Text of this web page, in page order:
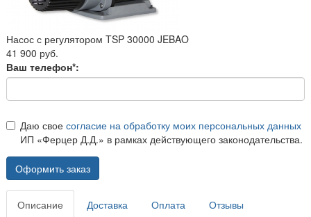
Насос с регулятором TSP 30000 JEBAO
41 900 руб.
Ваш телефон*:
Даю свое согласие на обработку моих персональных данных
ИП «Ферцер Д.Д.» в рамках действующего законодательства.
Оформить заказ
Описание Доставка Оплата Отзывы